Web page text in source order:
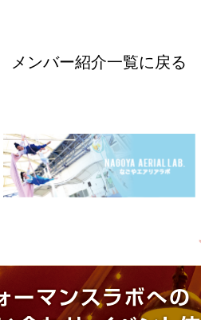
メンバー紹介一覧に戻る